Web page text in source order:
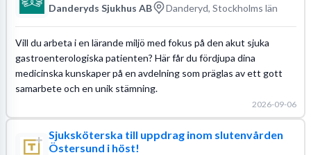
Danderyds Sjukhus AB Danderyd, Stockholms län
Vill du arbeta i en lärande miljö med fokus på den akut sjuka
gastroenterologiska patienten? Här får du fördjupa dina
medicinska kunskaper på en avdelning som präglas av ett gott
samarbete och en unik stämning.
2026-09-06
Sjuksköterska till uppdrag inom slutenvården
Östersund i höst!